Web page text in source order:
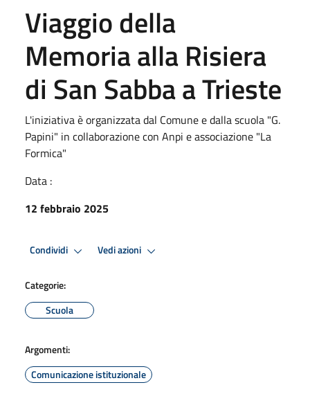
Viaggio della
Memoria alla Risiera
di San Sabba a Trieste
L'iniziativa è organizzata dal Comune e dalla scuola "G.
Papini" in collaborazione con Anpi e associazione "La
Formica"
Data :
12 febbraio 2025
Condividi Vedi azioni
Categorie:
Scuola
Argomenti:
Comunicazione istituzionale